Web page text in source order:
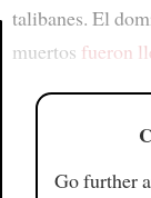
talibanes. El
muertos fueron
Go further